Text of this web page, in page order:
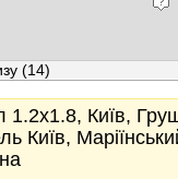
(14)
1.2x1.8, Київ,
Київ,